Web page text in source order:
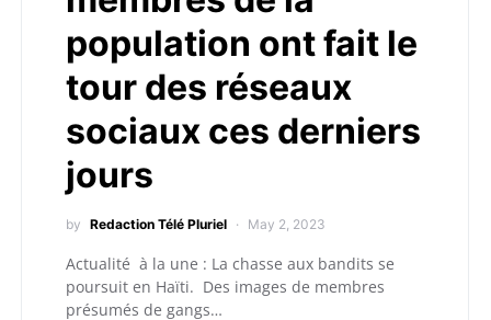
population ont fait le
tour des réseaux
sociaux ces derniers
jours
by Redaction Télé Pluriel May 2, 2023
Actualité à la une : La chasse aux bandits se
poursuit en Haïti. Des images de membres
présumés de gangs…